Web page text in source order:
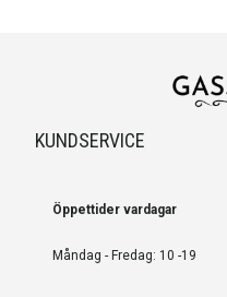
KUNDSERVICE
Öppettider vardagar
Måndag - Fredag: 10 -19